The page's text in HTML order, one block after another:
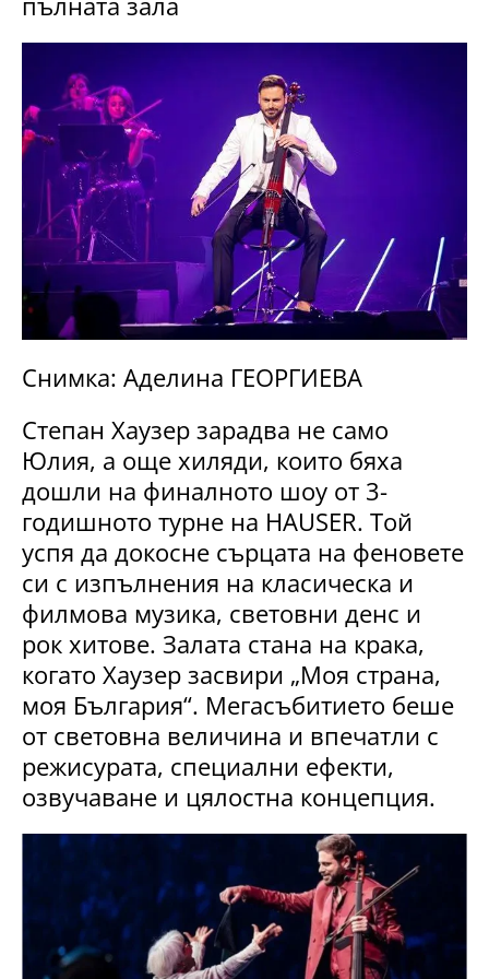
Снимка: Аделина ГЕОРГИЕВА
Степан Хаузер зарадва не само
Юлия, а още хиляди, които бяха
дошли на финалното шоу от 3-
годишното турне на HAUSER. Той
успя да докосне сърцата на феновете
си с изпълнения на класическа и
филмова музика, световни денс и
рок хитове. Залата стана на крака,
когато Хаузер засвири „Моя страна,
моя България“. Мегасъбитието беше
от световна величина и впечатли с
режисурата, специални ефекти,
озвучаване и цялостна концепция.